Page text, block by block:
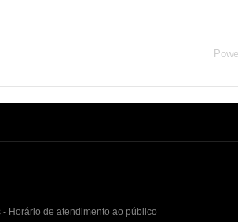
Horário de atendimento ao público